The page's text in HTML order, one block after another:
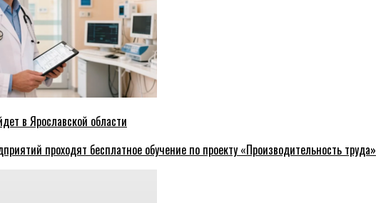
в Ярославской области
проходят бесплатное обучение по проекту «Производительность труда»